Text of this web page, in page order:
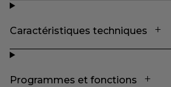
Caractéristiques techniques
Programmes et fonctions